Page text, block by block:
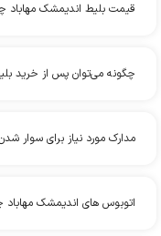
قیمت بلیط اندیمشک مهاباد
چگونه می‌توان پس از خرید
مدارک مورد نیاز برای سوار
اتوبوس های اندیمشک مهاباد